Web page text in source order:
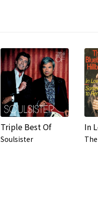
Triple Best Of
Soulsister
In